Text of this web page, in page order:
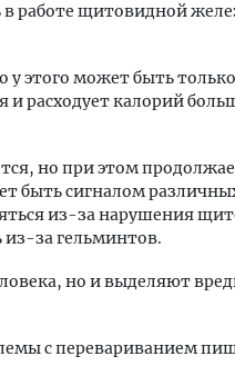
работе щитовидной
у этого может быть
и расходует калорий
но при этом
быть сигналом
из-за нарушения
за гельминтов.
но и выделяют
с перевариванием
СТРОИТЕЛЬСТВО